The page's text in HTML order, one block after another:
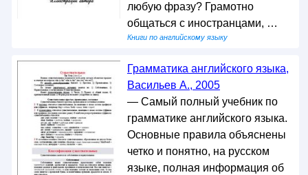
любую фразу? Грамотно
общаться с иностранцами, …
Книги по английскому языку
Грамматика английского языка,
Васильев А., 2005
— Самый полный учебник по
грамматике английского языка.
Основные правила объяснены
четко и понятно, на русском
языке, полная информация об